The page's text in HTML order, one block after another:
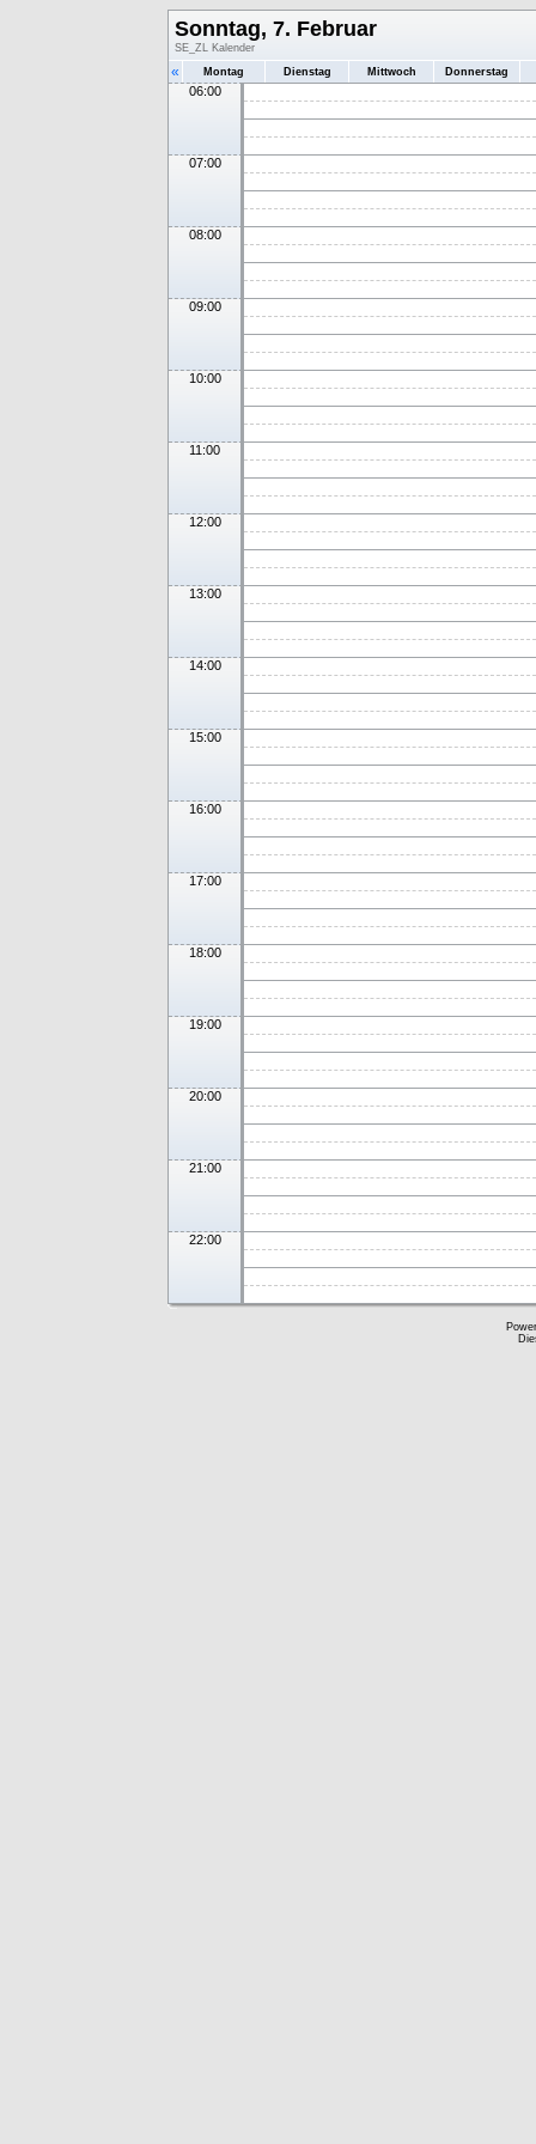
Sonntag, 7. Februar
SE_ZL Kalender
« Montag Dienstag Mittwoch Donnerstag
06:00
07:00
08:00
09:00
10:00
11:00
12:00
13:00
14:00
15:00
16:00
17:00
18:00
19:00
20:00
21:00
22:00